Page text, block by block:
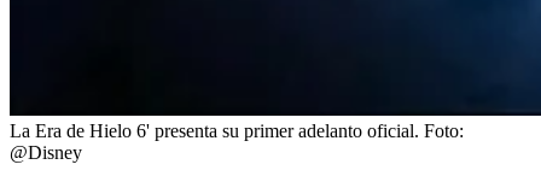
La Era de Hielo 6' presenta su primer adelanto oficial. Foto:
@Disney